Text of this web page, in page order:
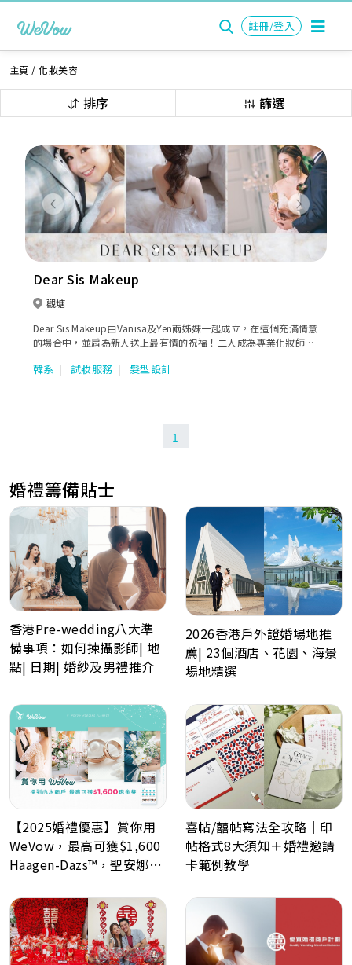
註冊/登入
主頁 /化妝美容
排序 篩選
Previous Next
Dear Sis Makeup
觀塘
Dear Sis Makeup由Vanisa及Yen兩姊妹一起成立，在這個充滿情意
的場合中，並肩為新人送上最有情的祝福！二人成為專業化妝師已
近十年，Vanisa擅長甜美及簡約清新的妝容；而Yen則擅長時尚多
變，充滿明星感的妝容。無論新娘屬於那一種的氣質，二人都能配
韓系 試妝服務 髮型設計
1
婚禮籌備貼士
香港Pre-wedding八大準
備事項：如何揀攝影師| 地
點| 日期| 婚紗及男禮推介
2026香港戶外證婚場地推
薦| 23個酒店、花園、海景
場地精選
【2025婚禮優惠】賞你用
WeVow，最高可獲$1,600
Häagen-Dazs™，聖安娜餅
喜帖/囍帖寫法全攻略｜印
帖格式8大須知＋婚禮邀請
卡範例教學